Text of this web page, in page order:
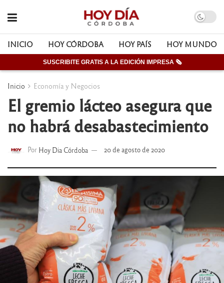
INICIO HOY CÓRDOBA HOY PAÍS HOY MUNDO
SUSCRIBITE GRATIS A LA EDICIÓN IMPRESA 🗞
Inicio Economía y Negocios
El gremio lácteo asegura que
no habrá desabastecimiento
Por Hoy Dia Córdoba 20 de agosto de 2020